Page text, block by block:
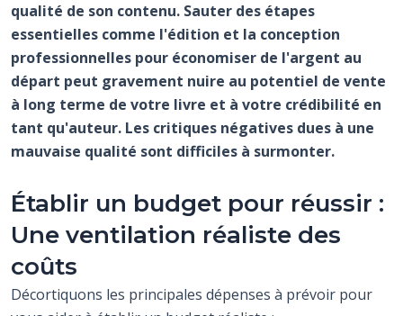
qualité de son contenu. Sauter des étapes
essentielles comme l'édition et la conception
professionnelles pour économiser de l'argent au
départ peut gravement nuire au potentiel de vente
à long terme de votre livre et à votre crédibilité en
tant qu'auteur. Les critiques négatives dues à une
mauvaise qualité sont difficiles à surmonter.
Établir un budget pour réussir :
Une ventilation réaliste des
coûts
Décortiquons les principales dépenses à prévoir pour